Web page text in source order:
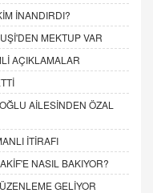
İNANDIRDI?
MEKTUP VAR
AÇIKLAMALAR
AİLESİNDEN ÖZAL
İTİRAFI
NASIL BAKIYOR?
GELİYOR